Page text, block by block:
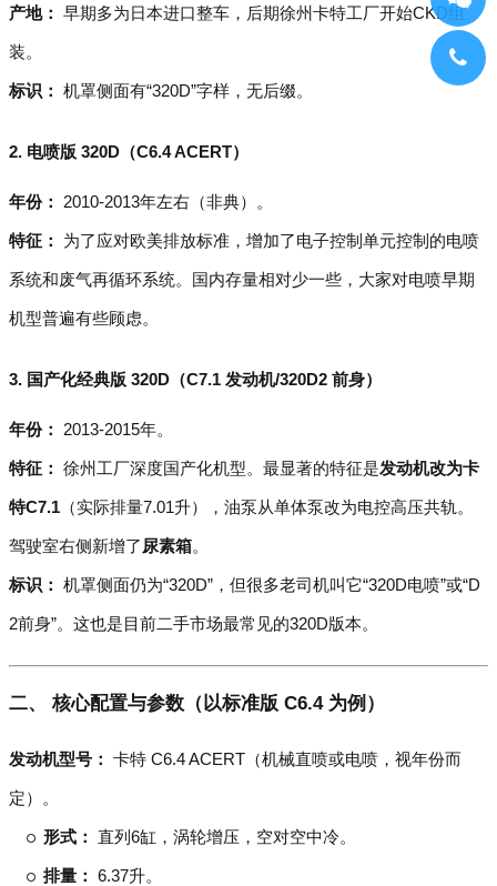
产地： 早期多为日本进口整车，后期徐州卡特工厂开始CKD组
装。
标识： 机罩侧面有“320D”字样，无后缀。
2. 电喷版 320D（C6.4 ACERT）
年份： 2010-2013年左右（非典）。
特征： 为了应对欧美排放标准，增加了电子控制单元控制的电喷
系统和废气再循环系统。国内存量相对少一些，大家对电喷早期
机型普遍有些顾虑。
3. 国产化经典版 320D（C7.1 发动机/320D2 前身）
年份： 2013-2015年。
特征： 徐州工厂深度国产化机型。最显著的特征是发动机改为卡
特C7.1 （实际排量7.01升），油泵从单体泵改为电控高压共轨。
驾驶室右侧新增了 尿素箱。
标识： 机罩侧面仍为“320D”，但很多老司机叫它“320D电喷”或“D
2前身”。这也是目前二手市场最常见的320D版本。
二、 核心配置与参数（以标准版 C6.4 为例）
发动机型号： 卡特 C6.4 ACERT（机械直喷或电喷，视年份而
定）。
形式： 直列6缸，涡轮增压，空对空中冷。
排量： 6.37升。